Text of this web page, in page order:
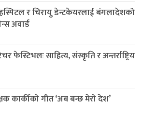
र चिरायु डेन्टकेयरलाई बंगलादेशको
अवार्ड
फेस्टिभलः साहित्य, संस्कृति र अन्तर्राष्ट्रिय
कार्कीको गीत ‘अब बन्छ मेरो देश’